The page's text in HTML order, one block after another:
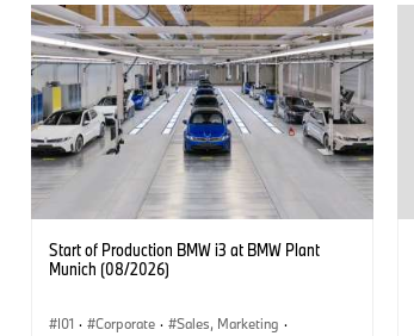
Start of Production BMW i3 at BMW Plant
Munich (08/2026)
I01 · Corporate · Sales, Marketing ·